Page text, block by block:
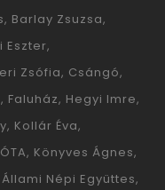
Barlay Zsuzsa
Eszter
Zsófia Csángó
Faluház Hegyi Imre
Kollár Éva
Könyves Ágnes
Népi Együttes